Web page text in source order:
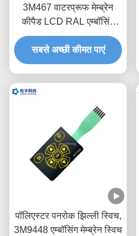
3M467 वाटरप्रूफ मेम्ब्रेन
कीपैड LCD RAL एम्बॉसिंग
मेम्ब्रेन स्विच
सबसे अच्छी कीमत पाएं
पॉलिएस्टर पनरोक झिल्ली स्विच,
3M9448 एम्बॉसिंग मेम्ब्रेन स्विच